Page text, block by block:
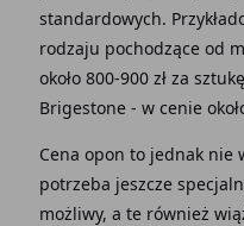
standardowych.
rodzaju pochodzące od
około 800-900 zł za
Brigestone - w cenie
Cena opon to jednak nie
potrzeba jeszcze
możliwy, a te również